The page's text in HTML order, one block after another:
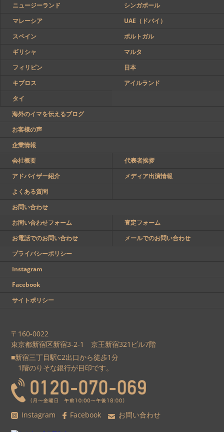
〒160-0022
東京都新宿区新宿3-2-1 京王新宿321ビル7階
■新宿三丁目駅C2出口から徒歩1分
1階のりそな銀行が目印です。
Instagram Facebook お問い合わせ
ニュージーランド
シンガポール
マレーシア
UAE（ドバイ）
スペイン
ポルトガル
ギリシャ
マルタ
フィリピン
日本
キプロス
アイルランド
タイ
海外のイマを伝えるブログ
お客様の声
企業情報
会社概要
代表者挨拶
アドバイザー紹介
メディア出演情報
よくある質問
お問い合わせ
お問い合わせフォーム
査定フォーム
お電話でのお問い合わせ
メールでのお問い合わせ
プライバシーポリシー
Instagram
Facebook
サイトポリシー